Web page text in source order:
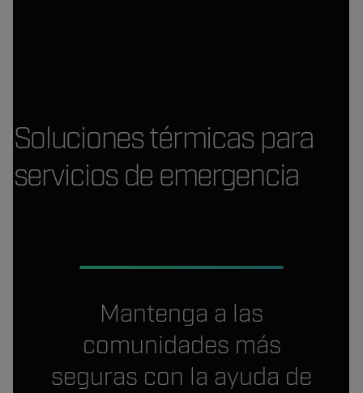
Soluciones térmicas para
servicios de emergencia
Mantenga a las
comunidades más
seguras con la ayuda de